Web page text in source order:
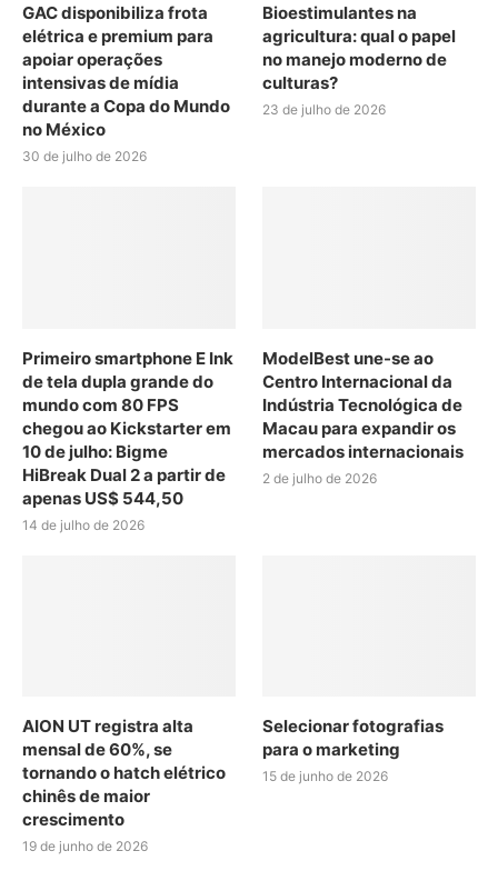
GAC disponibiliza frota
elétrica e premium para
apoiar operações
intensivas de mídia
durante a Copa do Mundo
no México
30 de julho de 2026
Bioestimulantes na
agricultura: qual o papel
no manejo moderno de
culturas?
23 de julho de 2026
Primeiro smartphone E Ink
de tela dupla grande do
mundo com 80 FPS
chegou ao Kickstarter em
10 de julho: Bigme
HiBreak Dual 2 a partir de
apenas US$ 544,50
14 de julho de 2026
ModelBest une-se ao
Centro Internacional da
Indústria Tecnológica de
Macau para expandir os
mercados internacionais
2 de julho de 2026
AION UT registra alta
mensal de 60%, se
tornando o hatch elétrico
chinês de maior
crescimento
19 de junho de 2026
Selecionar fotografias
para o marketing
15 de junho de 2026